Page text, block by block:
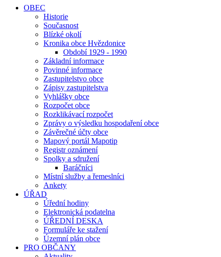
OBEC
Historie
Současnost
Blízké okolí
Kronika obce Hvězdonice
Období 1929 - 1990
Základní informace
Povinné informace
Zastupitelstvo obce
Zápisy zastupitelstva
Vyhlášky obce
Rozpočet obce
Rozklikávací rozpočet
Zprávy o výsledku hospodaření obce
Závěrečné účty obce
Mapový portál Mapotip
Registr oznámení
Spolky a sdružení
Baráčníci
Místní služby a řemeslníci
Ankety
ÚŘAD
Úřední hodiny
Elektronická podatelna
ÚŘEDNÍ DESKA
Formuláře ke stažení
Územní plán obce
PRO OBČANY